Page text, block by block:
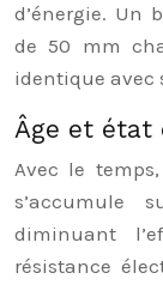
d’énergie. Un
de 50 mm
identique avec
Âge et état
Avec le
s’accumule
diminuant
résistance